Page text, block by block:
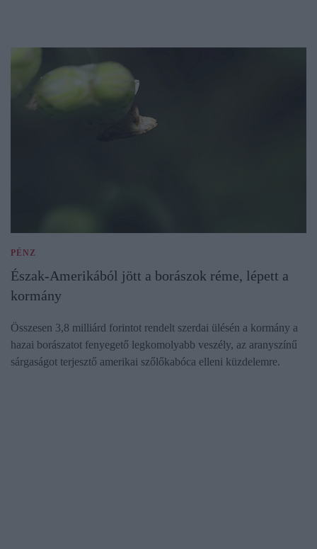
PÉNZ
Észak-Amerikából jött a borászok réme, lépett a
kormány
Összesen 3,8 milliárd forintot rendelt szerdai ülésén a kormány a
hazai borászatot fenyegető legkomolyabb veszély, az aranyszínű
sárgaságot terjesztő amerikai szőlőkabóca elleni küzdelemre.